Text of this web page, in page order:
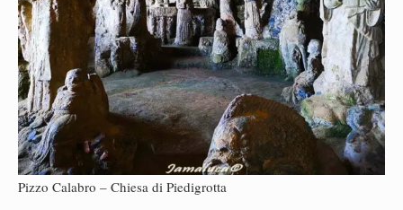
Pizzo Calabro – Chiesa di Piedigrotta